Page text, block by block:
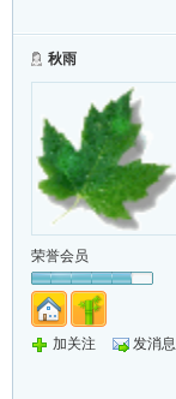
秋雨
荣誉会员
加关注 发消息